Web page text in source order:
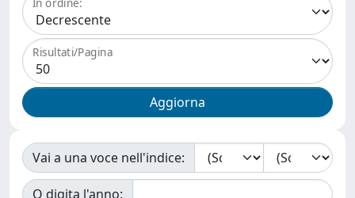
In ordine:
Risultati/Pagina
Vai a una voce nell'indice:
O digita l'anno: